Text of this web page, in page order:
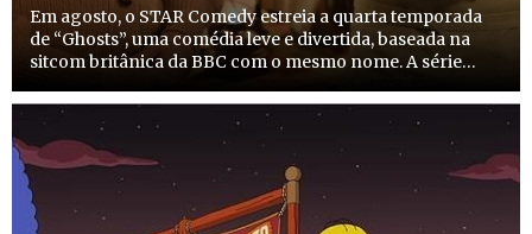
Em agosto, o STAR Comedy estreia a quarta temporada
de “Ghosts”, uma comédia leve e divertida, baseada na
sitcom britânica da BBC com o mesmo nome. A série
antiga mansão de família num alojamento local, mas as
coisas nã...